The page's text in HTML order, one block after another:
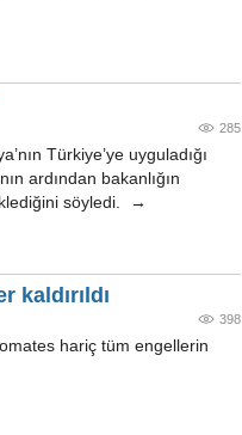
285
Türkiye’ye uyguladığı
ardından bakanlığın
söyledi. →
kaldırıldı
398
hariç tüm engellerin